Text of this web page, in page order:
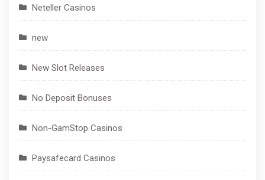
Neteller Casinos
new
New Slot Releases
No Deposit Bonuses
Non-GamStop Casinos
Paysafecard Casinos